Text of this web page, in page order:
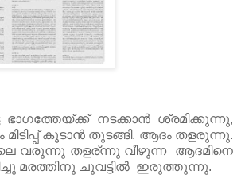
ഭാഗത്തേയ്ക്ക് നടക്കാൻ ശ്രമിക്കുന്നു,
കൂടാൻ തുടങ്ങി. ആദം തളരുന്നു.
വരുന്നു തളര്ന്നു വീഴുന്ന ആദമിനെ
മരത്തിനു ചുവട്ടിൽ ഇരുത്തുന്നു.